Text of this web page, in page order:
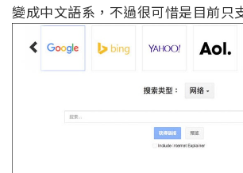
變成中文語系，不過很可惜是目前只